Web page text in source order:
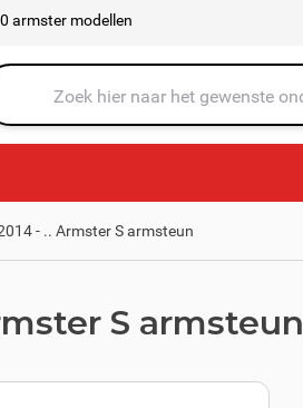
armster modellen
ben je naar op zoek?
- .. Armster S armsteun
S armsteun